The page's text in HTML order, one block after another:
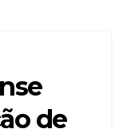
de